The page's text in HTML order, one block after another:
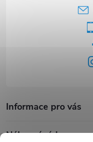
Informace pro vás
Nákupní rádce